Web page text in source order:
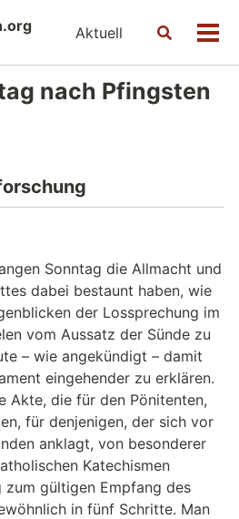
Aktuell
Toggle
nach Pfingsten
Sonntag die Allmacht und
dabei bestaunt haben, wie
der Lossprechung im
vom Aussatz der Sünde zu
– wie angekündigt – damit
eingehender zu erklären.
Akte, die für den Pönitenten,
für denjenigen, der sich vor
anklagt, von besonderer
Katechismen
zum gültigen Empfang des
in fünf Schritte. Man